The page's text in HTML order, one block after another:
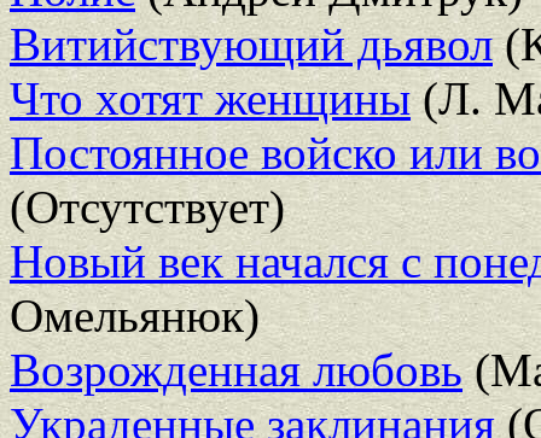
Витийствующий дьявол
Что хотят женщины(Л.
Постоянное войско или
(Отсутствует)
Новый век начался с
Омельянюк)
Возрожденная любовь
Украденные заклинания